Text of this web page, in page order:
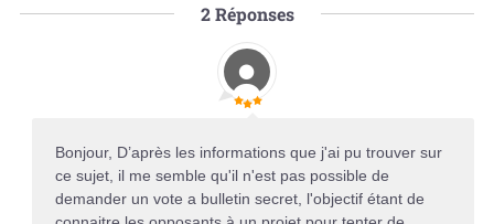
2Réponses
Bonjour, D’après les informations que j'ai pu trouver sur
ce sujet, il me semble qu'il n'est pas possible de
demander un vote a bulletin secret, l'objectif étant de